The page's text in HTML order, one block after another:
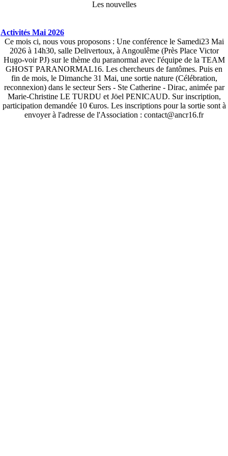
Les nouvelles
Activités Mai 2026
Ce mois ci, nous vous proposons : Une conférence le Samedi23 Mai
2026 à 14h30, salle Delivertoux, à Angoulême (Près Place Victor
Hugo-voir PJ) sur le thème du paranormal avec l'équipe de la TEAM
GHOST PARANORMAL16. Les chercheurs de fantômes. Puis en
fin de mois, le Dimanche 31 Mai, une sortie nature (Célébration,
reconnexion) dans le secteur Sers - Ste Catherine - Dirac, animée par
Marie-Christine LE TURDU et Jöel PENICAUD. Sur inscription,
participation demandée 10 €uros. Les inscriptions pour la sortie sont à
envoyer à l'adresse de l'Association : contact@ancr16.fr